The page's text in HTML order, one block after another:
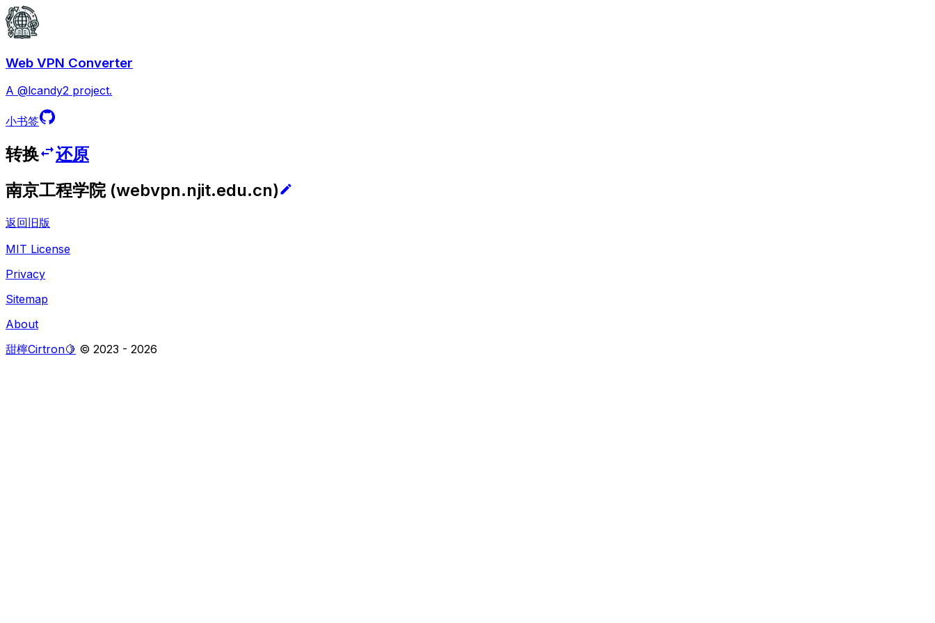
Web VPN Converter
A @lcandy2 project.
小书签
转换
还原
南京工程学院(webvpn.njit.edu.cn)
返回旧版
MIT License
Privacy
Sitemap
About
甜檸Cirtron🍋 © 2023 - 2026